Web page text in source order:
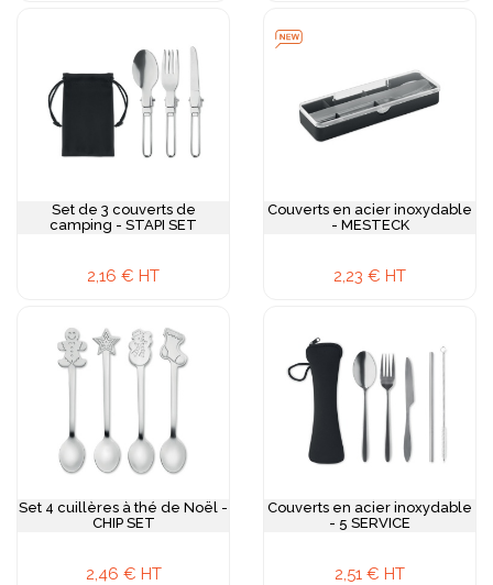
Set de 3 couverts de
camping - STAPI SET
2,16 € HT
Couverts en acier inoxydable
- MESTECK
2,23 € HT
Set 4 cuillères à thé de Noël -
CHIP SET
2,46 € HT
Couverts en acier inoxydable
- 5 SERVICE
2,51 € HT